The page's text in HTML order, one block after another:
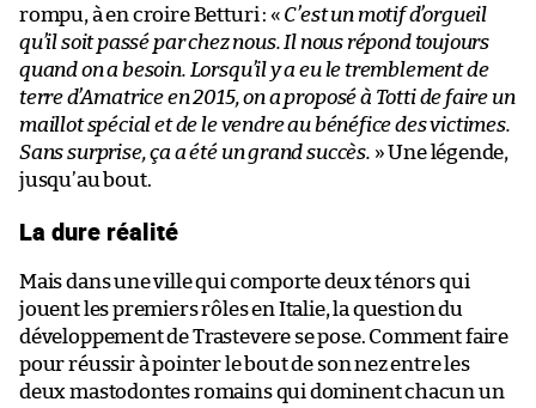
rompu, à en croire Betturi : « C’est un motif d’orgueil
qu’il soit passé par chez nous. Il nous répond toujours
quand on a besoin. Lorsqu’il y a eu le tremblement de
terre d’Amatrice en 2015, on a proposé à Totti de faire un
maillot spécial et de le vendre au bénéfice des victimes.
Sans surprise, ça a été un grand succès. » Une légende,
jusqu’au bout.
La dure réalité
Mais dans une ville qui comporte deux ténors qui
jouent les premiers rôles en Italie, la question du
développement de Trastevere se pose. Comment faire
pour réussir à pointer le bout de son nez entre les
deux mastodontes romains qui dominent chacun un